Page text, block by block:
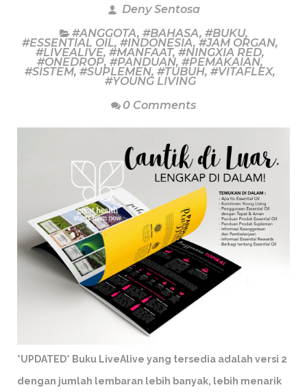
Deny Sentosa
#ANGGOTA, #BAHASA, #BUKU,
#ESSENTIAL OIL, #INDONESIA, #JAM ORGAN,
#LIVEALIVE, #MANFAAT, #NINGXIA RED,
#ONEDROP, #PANDUAN, #PEMAKAIAN,
#SISTEM, #SUPLEMEN, #TUBUH, #VITAFLEX,
#YOUNG LIVING
0 Comments
*UPDATED* Buku LiveAlive yang tersedia adalah versi 2
dengan jumlah lembaran lebih banyak, lebih menarik